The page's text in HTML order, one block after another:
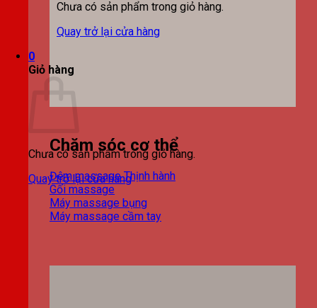
Chưa có sản phẩm trong giỏ hàng.
Quay trở lại cửa hàng
0
Giỏ hàng
Chưa có sản phẩm trong giỏ hàng.
Quay trở lại cửa hàng
Chăm sóc cơ thể
Đệm massage
Gối massage
Máy massage bụng
Máy massage cầm tay